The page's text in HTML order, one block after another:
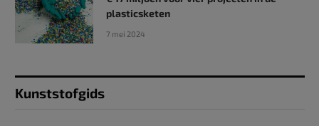
plasticsketen
7 mei 2024
Kunststofgids